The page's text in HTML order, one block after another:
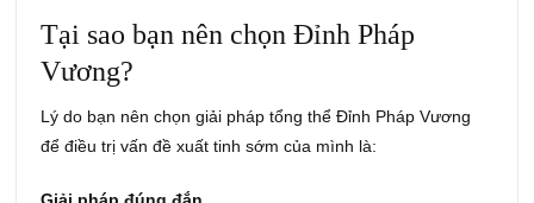
Tại sao bạn nên chọn Đỉnh Pháp
Vương?
Lý do bạn nên chọn giải pháp tổng thể Đỉnh Pháp Vương
để điều trị vấn đề xuất tinh sớm của mình là:
Giải pháp đúng đắn